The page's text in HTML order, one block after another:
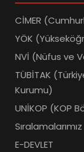
CİMER
YÖK
NVİ (Nüfus ve
TÜBİTAK
Kurumu)
UNİKOP (KOP
Sıralamalarımız
E-DEVLET